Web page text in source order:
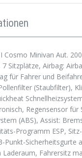
Cosmo Minivan Aut.
Sitzplätze, Airbag:
für Fahrer und
(Staubfilter),
Regensensor für
(ABS), Assist:
Programm ESP,
Punkt-Sicherheitsgurte
Laderaum, Fahrersitz